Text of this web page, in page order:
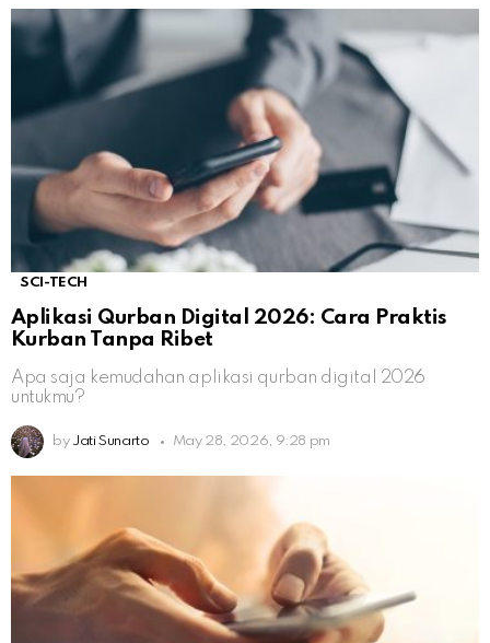
SCI-TECH
Aplikasi Qurban Digital 2026: Cara Praktis
Kurban Tanpa Ribet
Apa saja kemudahan aplikasi qurban digital 2026
untukmu?
by Jati Sunarto May 28, 2026, 9:28 pm